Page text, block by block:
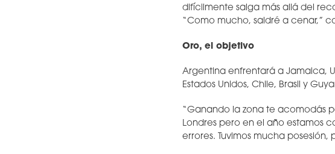
difícilmente salga más allá del
“Como mucho, saldré a cenar,”
Oro, el objetivo
Argentina enfrentará a Jamaica,
Estados Unidos, Chile, Brasil y
“Ganando la zona te acomodás
Londres pero en el año estamos
errores. Tuvimos mucha posesión,